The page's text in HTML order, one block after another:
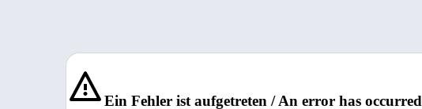
Ein Fehler ist aufgetreten / An error has occurred